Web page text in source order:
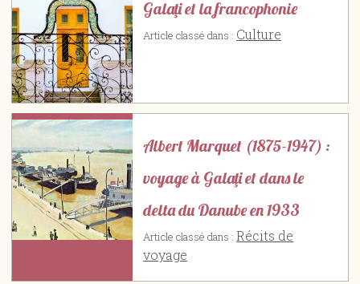
Galaţi et la francophonie
Article classé dans : Culture
Albert Marquet (1875-1947) :
voyage à Galaţi et dans le
delta du Danube en 1933
Article classé dans :Récits de
voyage